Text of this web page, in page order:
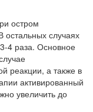
остром
остальных случаях
4 раза. Основное
реакции, а также в
активированный
увеличить до